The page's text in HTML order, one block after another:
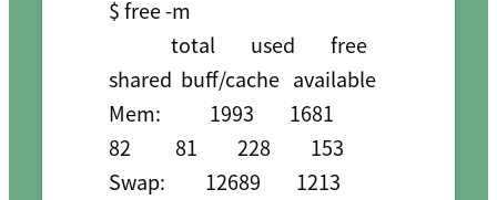
$ free -m
shared  buff/cache   available
Mem:           1993        1681
82          81         228         153
Swap:         12689        1213